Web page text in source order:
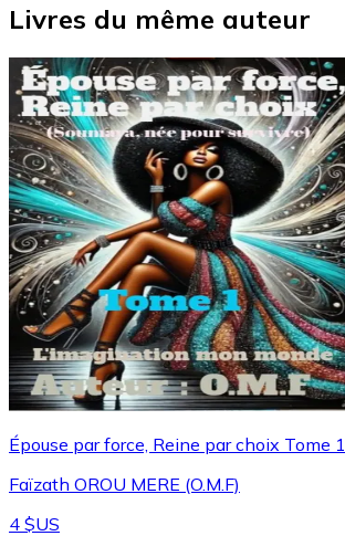
Livres du même auteur
Épouse par force, Reine par choix Tome 1
Faïzath OROU MERE (O.M.F)
4 $US